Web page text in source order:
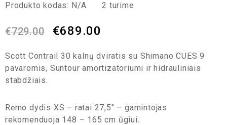
Produkto kodas: N/A 2 turime
€729.00 €689.00
Scott Contrail 30 kalnų dviratis su Shimano CUES 9
pavaromis, Suntour amortizatoriumi ir hidrauliniais
stabdžiais.
Rėmo dydis XS – ratai 27,5″ – gamintojas
rekomenduoja 148 – 165 cm ūgiui.